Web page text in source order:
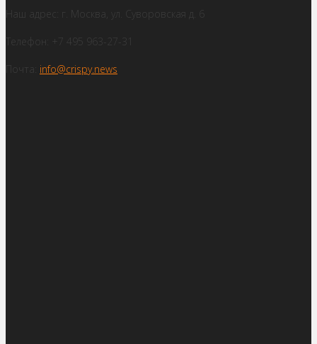
Наш адрес: г. Москва, ул. Суворовская д. 6
Телефон: +7 495 963-27-31
Почта: info@crispy.news